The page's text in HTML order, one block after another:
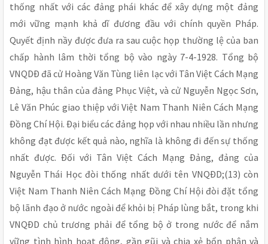
thống nhất với các đảng phái khác để xây dựng một đảng
mới vững mạnh khả dĩ đương đầu với chính quyền Pháp.
Quyết định nầy được đưa ra sau cuộc họp thường lệ của ban
chấp hành lâm thời tổng bộ vào ngày 7-4-1928. Tổng bộ
VNQDÐ đã cử Hoàng Văn Tùng liên lạc với Tân Việt Cách Mạng
Ðảng, hậu thân của đảng Phục Việt, và cử Nguyễn Ngọc Sơn,
Lê Văn Phúc giao thiệp với Việt Nam Thanh Niên Cách Mạng
Ðồng Chí Hội. Ðại biểu các đảng họp với nhau nhiều lần nhưng
không đạt được kết quả nào, nghĩa là không đi đến sự thống
nhất được. Ðối với Tân Việt Cách Mạng Ðảng, đảng của
Nguyễn Thái Học đòi thống nhất dưới tên VNQÐD;(13) còn
Việt Nam Thanh Niên Cách Mạng Ðồng Chí Hội đòi đặt tổng
bộ lãnh đạo ở nước ngoài để khỏi bị Pháp lùng bắt, trong khi
VNQÐD chủ trương phải để tổng bộ ở trong nước để nắm
vững tình hình hoạt động, gần gũi và chia xẻ bổn phận và